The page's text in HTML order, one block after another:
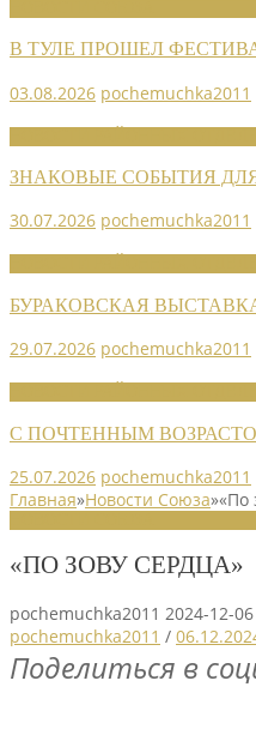
В ТУЛЕ ПРОШЕЛ
03.08.2026 pochemuchka2011
ЗНАКОВЫЕ СОБЫТИЯ
30.07.2026 pochemuchka2011
БУРАКОВСКАЯ
29.07.2026 pochemuchka2011
С ПОЧТЕННЫМ
25.07.2026 pochemuchka2011
Главная»Новости Союза»«По
«ПО ЗОВУ СЕРДЦА»
pochemuchka2011 2024-12-06
pochemuchka2011 /
Поделиться в